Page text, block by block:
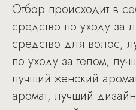
Отбор происходит в
средство по уходу за
средство для волос,
по уходу за телом,
лучший женский
аромат, лучший